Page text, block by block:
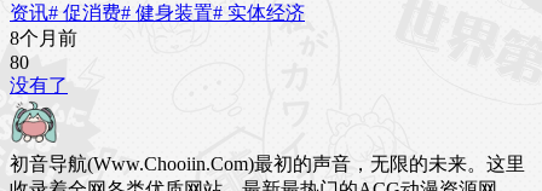
资讯# 促消费# 健身装置# 实体经济
8个月前
80
没有了
初音导航(Www.Chooiin.Com)最初的声音，无限的未来。这里